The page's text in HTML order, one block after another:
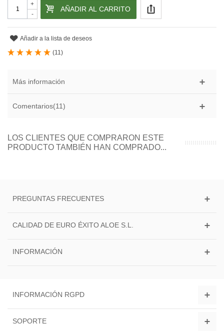
-
+
AÑADIR AL CARRITO
Añadir a la lista de deseos
(11)
Más información
Comentarios(11)
LOS CLIENTES QUE COMPRARON ESTE
PRODUCTO TAMBIÉN HAN COMPRADO...
PREGUNTAS FRECUENTES
CALIDAD DE EURO ÉXITO ALOE S.L.
INFORMACIÓN
INFORMACIÓN RGPD
SOPORTE